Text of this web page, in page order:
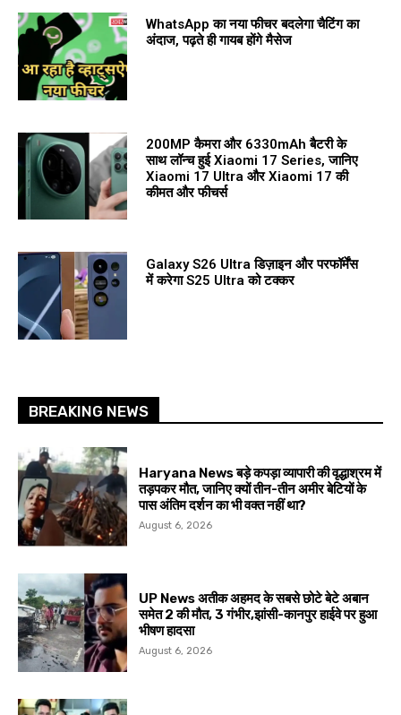
WhatsApp का नया फीचर बदलेगा चैटिंग का
अंदाज, पढ़ते ही गायब होंगे मैसेज
200MP कैमरा और 6330mAh बैटरी के
साथ लॉन्च हुई Xiaomi 17 Series, जानिए
Xiaomi 17 Ultra और Xiaomi 17 की
कीमत और फीचर्स
Galaxy S26 Ultra डिज़ाइन और परफॉर्मेंस
में करेगा S25 Ultra को टक्कर
BREAKING NEWS
Haryana News बड़े कपड़ा व्यापारी की वृद्धाश्रम में
तड़पकर मौत, जानिए क्यों तीन-तीन अमीर बेटियों के
पास अंतिम दर्शन का भी वक्त नहीं था?
August 6, 2026
UP News अतीक अहमद के सबसे छोटे बेटे अबान
समेत 2 की मौत, 3 गंभीर,झांसी-कानपुर हाईवे पर हुआ
भीषण हादसा
August 6, 2026